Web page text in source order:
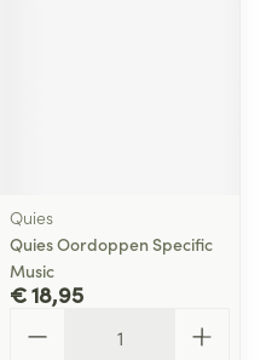
Quies
Quies Oordoppen Specific
Music
€ 18,95